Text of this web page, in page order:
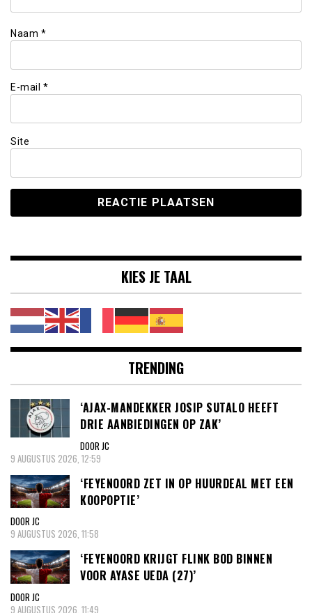
Naam *
E-mail *
Site
KIES JE TAAL
TRENDING
‘AJAX-MANDEKKER JOSIP SUTALO HEEFT
DRIE AANBIEDINGEN OP ZAK’
DOOR JC
9 AUGUSTUS 2026, 12:59
‘FEYENOORD ZET IN OP HUURDEAL MET EEN
KOOPOPTIE’
DOOR JC
9 AUGUSTUS 2026, 11:58
‘FEYENOORD KRIJGT FLINK BOD BINNEN
VOOR AYASE UEDA (27)’
DOOR JC
9 AUGUSTUS 2026, 11:49